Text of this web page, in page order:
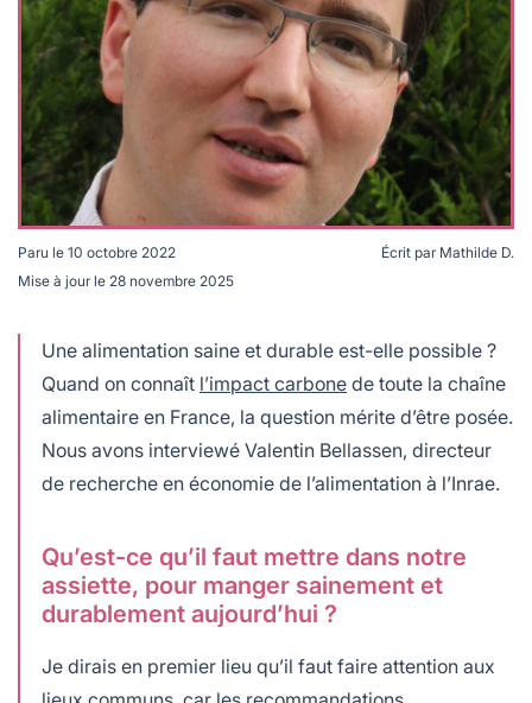
durables
douce
Valentin Bellassen, directeur de recherche en économie
de l'alimentation à l'Inrae, explique les leviers pour
Paru le 10 octobre 2022
Mise à jour le 28 novembre 2025
Écrit par Mathilde D.
Une alimentation saine et durable est-elle possible ?
Quand on connaît l’impact carbone de toute la chaîne
alimentaire en France, la question mérite d’être posée.
Nous avons interviewé Valentin Bellassen, directeur
de recherche en économie de l’alimentation à l’Inrae.
Qu’est-ce qu’il faut mettre dans notre
assiette, pour manger sainement et
durablement aujourd’hui ?
Je dirais en premier lieu qu’il faut faire attention aux